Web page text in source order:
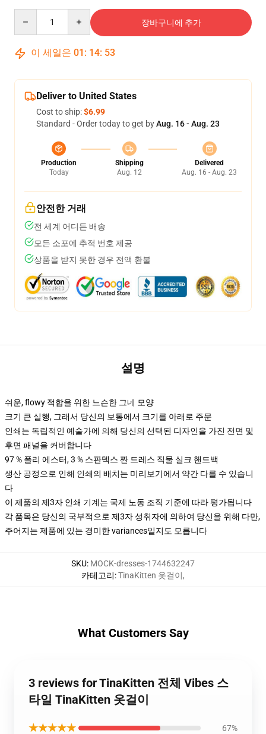
장바구니에 추가
이 세일은 01 : 14: 53
Deliver to United States
Cost to ship:$6.99
Standard - Order today to get byAug. 16 - Aug. 23
Production
Today
Shipping
Aug. 12
Delivered
Aug. 16 - Aug. 23
안전한 거래
전 세계 어디든 배송
모든 소포에 추적 번호 제공
상품을 받지 못한 경우 전액 환불
설명
쉬운, flowy 적합을 위한 느슨한 그네 모양
크기 큰 실행, 그래서 당신의 보통에서 크기를 아래로 주문
인쇄는 독립적인 예술가에 의해 당신의 선택된 디자인을 가진 전면 및
후면 패널을 커버합니다
97 % 폴리 에스터, 3 % 스판덱스 짠 드레스 직물 실크 핸드백
생산 공정으로 인해 인쇄의 배치는 미리보기에서 약간 다를 수 있습니
다
이 제품의 제3자 인쇄 기계는 국제 노동 조직 기준에 따라 평가됩니다
각 품목은 당신의 국부적으로 제3자 성취자에 의하여 당신을 위해 다만,
주어지는 제품에 있는 경미한 variances일지도 모릅니다
SKU: MOCK-dresses-1744632247
카테고리:TinaKitten 옷걸이,
What Customers Say
3 reviews for TinaKitten 전체 Vibes 스
타일 TinaKitten 옷걸이
★★★★★ 67%